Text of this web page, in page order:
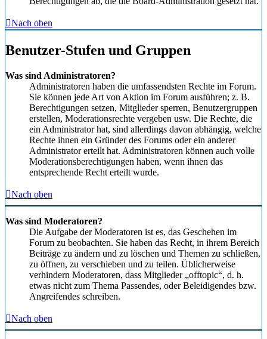
Nach oben
Benutzer-Stufen und Gruppen
Was sind Administratoren?
Administratoren haben die umfassendsten Rechte im Forum.
Sie können jede Art von Aktion im Forum ausführen; z. B.
Berechtigungen setzen, Mitglieder sperren, Benutzergruppen
erstellen, Moderationsrechte vergeben usw. Die Rechte, die
ein Administrator hat, sind allerdings davon abhängig, welche
Rechte ihnen ein Gründer des Forums oder ein anderer
Administrator erteilt hat. Administratoren können auch volle
Moderationsberechtigungen haben, wenn ihnen das
entsprechende Recht erteilt wurde.
Nach oben
Was sind Moderatoren?
Die Aufgabe der Moderatoren ist es, das Geschehen im
Forum zu beobachten. Sie haben das Recht, in ihrem Bereich
Beiträge zu ändern und zu löschen und Themen zu schließen,
zu öffnen, zu verschieben und zu teilen. Üblicherweise
verhindern Moderatoren, dass Mitglieder „offtopic“, d. h.
etwas nicht zum Thema Passendes, oder Beleidigendes bzw.
Angreifendes schreiben.
Nach oben